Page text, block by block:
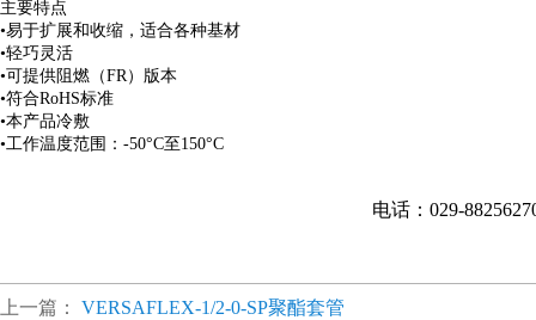
主要特点
•易于扩展和收缩，适合各种基材
•轻巧灵活
•可提供阻燃（FR）版本
•符合RoHS标准
•本产品冷敷
•工作温度范围：-50°C至150°C
电话：029-
上一篇： VERSAFLEX-1/2-0-SP聚酯套管